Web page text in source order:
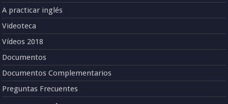
A practicar inglés
Videoteca
Vídeos 2018
Documentos
Documentos Complementarios
Preguntas Frecuentes